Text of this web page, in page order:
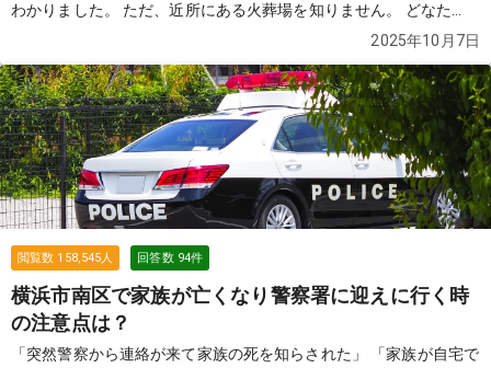
わかりました。 ただ、近所にある火葬場を知りません。 どなた
か、近所にある火葬場を教えていただけませんでしょうか？続き
2025年10月7日
閲覧数 158,545人 回答数 94件
横浜市南区で家族が亡くなり警察署に迎えに行く時
の注意点は？
「突然警察から連絡が来て家族の死を知らされた」 「家族が自宅で